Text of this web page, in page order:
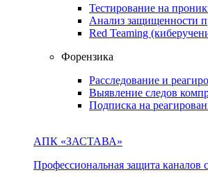
Тестирование на
Анализ защищенности
Red Teaming
Форензика
Расследование и
Выявление следов
Подписка на
АПК «ЗАСТАВА»
Профессиональная защита каналов